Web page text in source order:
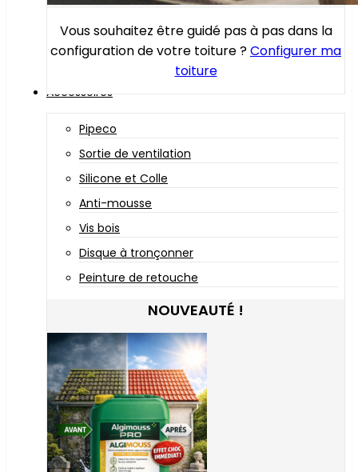
Vous souhaitez être guidé pas à pas dans la
configuration de votre toiture ?Configurer ma
toiture
Accessoires
Pipeco
Sortie de ventilation
Silicone et Colle
Anti-mousse
Vis bois
Disque à tronçonner
Peinture de retouche
NOUVEAUTÉ !